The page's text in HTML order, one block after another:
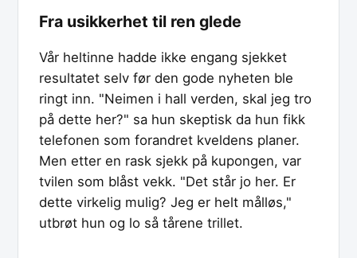
Fra usikkerhet til ren glede
Vår heltinne hadde ikke engang sjekket
resultatet selv før den gode nyheten ble
ringt inn. "Neimen i hall verden, skal jeg tro
på dette her?" sa hun skeptisk da hun fikk
telefonen som forandret kveldens planer.
Men etter en rask sjekk på kupongen, var
tvilen som blåst vekk. "Det står jo her. Er
dette virkelig mulig? Jeg er helt målløs,"
utbrøt hun og lo så tårene trillet.